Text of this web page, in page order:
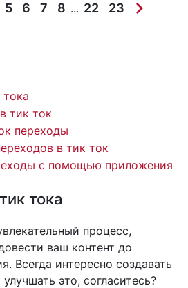
5 6 7 8 ... 22 23
тик ток
переходы
в тик ток
с помощью приложения
тока
процесс,
ваш контент до
Всегда интересно создавать
это, согласитесь?